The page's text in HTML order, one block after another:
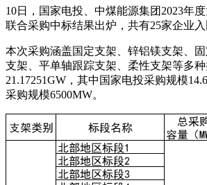
10日，国家电投、中煤能源集团2023年
联合采购中标结果出炉，共有25家企业入
本次采购涵盖国定支架、锌铝镁支架、
支架、平单轴跟踪支架、柔性支架等多
21.17251GW，其中国家电投采购规模
采购规模6500MW。